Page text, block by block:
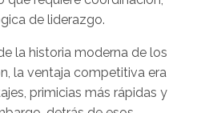
de liderazgo.
la historia moderna de los
la ventaja competitiva era
primicias más rápidas y